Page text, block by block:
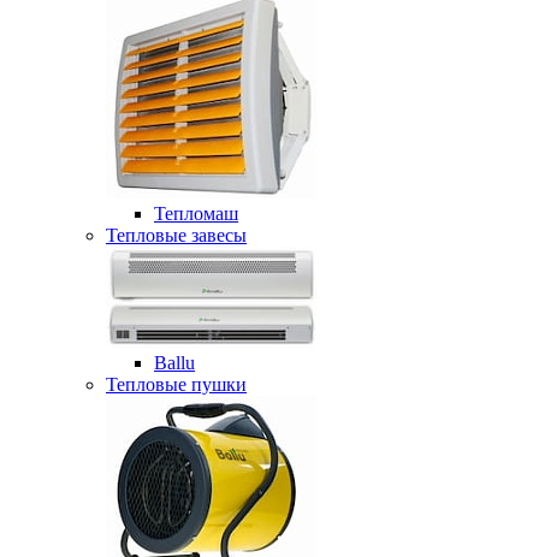
Тепломаш
Тепловые завесы
Ballu
Тепловые пушки